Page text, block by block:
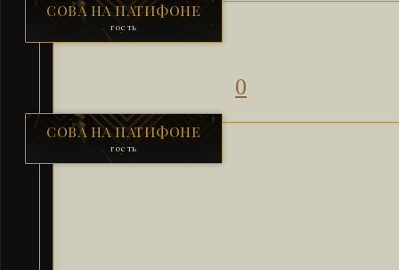
СОВА НА ПАТИФОНЕ
гость
0
СОВА НА ПАТИФОНЕ
гость